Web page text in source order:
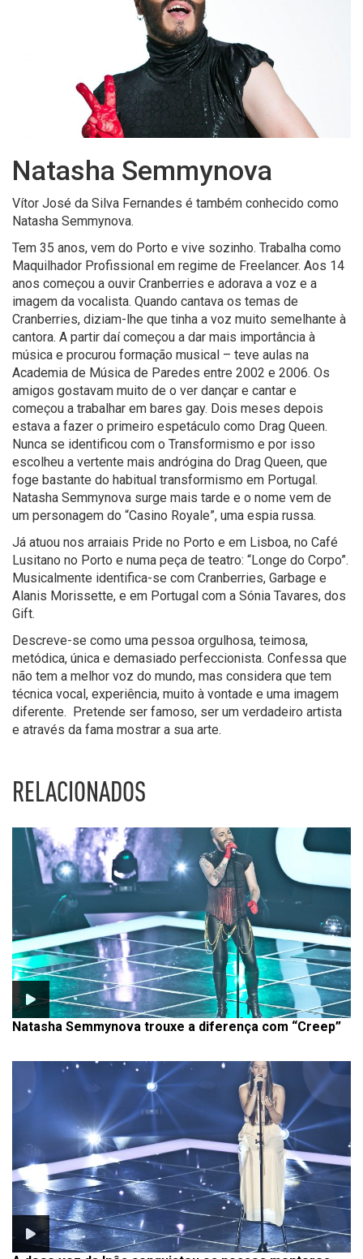
Natasha Semmynova
Vítor José da Silva Fernandes é também conhecido como
Natasha Semmynova.
Tem 35 anos, vem do Porto e vive sozinho. Trabalha como
Maquilhador Profissional em regime de Freelancer. Aos 14
anos começou a ouvir Cranberries e adorava a voz e a
imagem da vocalista. Quando cantava os temas de
Cranberries, diziam-lhe que tinha a voz muito semelhante à
cantora. A partir daí começou a dar mais importância à
música e procurou formação musical – teve aulas na
Academia de Música de Paredes entre 2002 e 2006. Os
amigos gostavam muito de o ver dançar e cantar e
começou a trabalhar em bares gay. Dois meses depois
estava a fazer o primeiro espetáculo como Drag Queen.
Nunca se identificou com o Transformismo e por isso
escolheu a vertente mais andrógina do Drag Queen, que
foge bastante do habitual transformismo em Portugal.
Natasha Semmynova surge mais tarde e o nome vem de
um personagem do “Casino Royale”, uma espia russa.
Já atuou nos arraiais Pride no Porto e em Lisboa, no Café
Lusitano no Porto e numa peça de teatro: “Longe do Corpo”.
Musicalmente identifica-se com Cranberries, Garbage e
Alanis Morissette, e em Portugal com a Sónia Tavares, dos
Gift.
Descreve-se como uma pessoa orgulhosa, teimosa,
metódica, única e demasiado perfeccionista. Confessa que
não tem a melhor voz do mundo, mas considera que tem
técnica vocal, experiência, muito à vontade e uma imagem
diferente. Pretende ser famoso, ser um verdadeiro artista
e através da fama mostrar a sua arte.
RELACIONADOS
Natasha Semmynova trouxe a diferença com “Creep”